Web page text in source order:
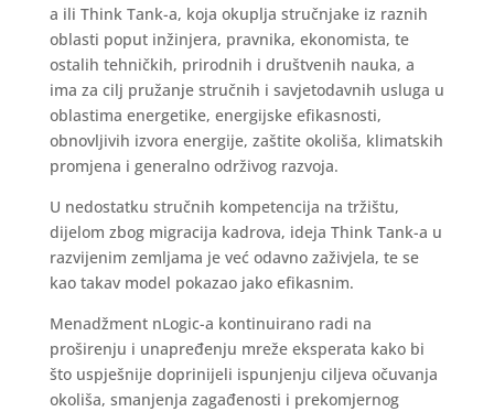
a ili Think Tank-a, koja okuplja stručnjake iz raznih
oblasti poput inžinjera, pravnika, ekonomista, te
ostalih tehničkih, prirodnih i društvenih nauka, a
ima za cilj pružanje stručnih i savjetodavnih usluga u
oblastima energetike, energijske efikasnosti,
obnovljivih izvora energije, zaštite okoliša, klimatskih
promjena i generalno održivog razvoja.
U nedostatku stručnih kompetencija na tržištu,
dijelom zbog migracija kadrova, ideja Think Tank-a u
razvijenim zemljama je već odavno zaživjela, te se
kao takav model pokazao jako efikasnim.
Menadžment nLogic-a kontinuirano radi na
proširenju i unapređenju mreže eksperata kako bi
što uspješnije doprinijeli ispunjenju ciljeva očuvanja
okoliša, smanjenja zagađenosti i prekomjernog